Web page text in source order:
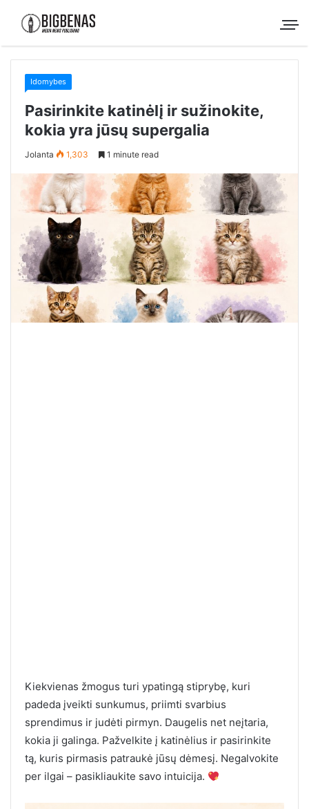
Idomybes
Pasirinkite katinėlį ir sužinokite,
kokia yra jūsų supergalia
Jolanta 1,303 1 minute read
Kiekvienas žmogus turi ypatingą stiprybę, kuri
padeda įveikti sunkumus, priimti svarbius
sprendimus ir judėti pirmyn. Daugelis net neįtaria,
kokia ji galinga. Pažvelkite į katinėlius ir pasirinkite
tą, kuris pirmasis patraukė jūsų dėmesį. Negalvokite
per ilgai – pasikliaukite savo intuicija.